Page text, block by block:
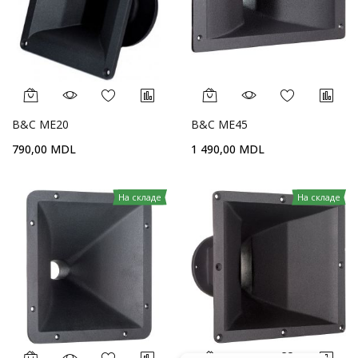
B&C ME20
790,00 MDL
B&C ME45
1 490,00 MDL
На складе На складе